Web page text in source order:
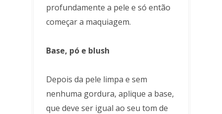
profundamente a pele e só então
começar a maquiagem.
Base, pó e blush
Depois da pele limpa e sem
nenhuma gordura, aplique a base,
que deve ser igual ao seu tom de